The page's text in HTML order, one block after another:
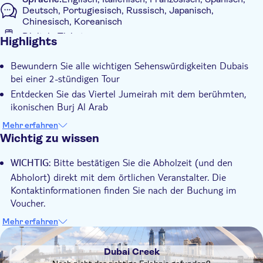
Deutsch, Portugiesisch, Russisch, Japanisch,
Chinesisch, Koreanisch
Digitale Tickets
Zusätzliche Informationen
Sofortbestätigung
Führung mit Audioguide
Abholservice vom Hotel
Highlights
Bewundern Sie alle wichtigen Sehenswürdigkeiten Dubais
bei einer 2-stündigen Tour
Entdecken Sie das Viertel Jumeirah mit dem berühmten,
ikonischen Burj Al Arab
Entspannen Sie, während Sie die Umgebung im Bus
erkunden
die Gegend besser kennenzulernen
Machen Sie Ihre Freunde zu Hause mit Ihren Urlaubsbildern
neidisch
Mehr erfahren
Wichtig zu wissen
WICHTIG: Bitte bestätigen Sie die Abholzeit (und den
Abholort) direkt mit dem örtlichen Veranstalter. Die
Kontaktinformationen finden Sie nach der Buchung im
Voucher.
Kunden, die weniger als 12 Stunden vor der Tour gebucht
haben, werden nicht abgeholt, können aber am Abfahrtsort,
Dubai City Center - Deira, an der Tour teilnehmen.
In allen unseren Fahrzeugen ist das Rauchen verboten
Mehr erfahren
DSA1Dubai Creek
Dubai Creek